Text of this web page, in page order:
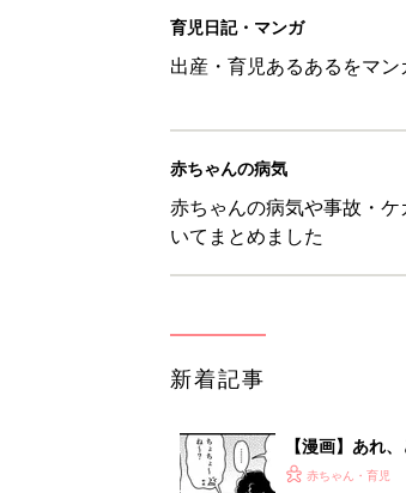
育児日記・マンガ
出産・育児あるあるをマン
赤ちゃんの病気
赤ちゃんの病気や事故・
いてまとめました
新着記事
【漫画】あれ
がする……！『
赤ちゃん・育児